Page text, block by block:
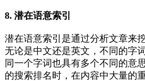
8. 潜在语意索引
潜在语意索引是通过分析文章来
无论是中文还是英文，不同的字
同一个字词也具有多个不同的意
的搜索排名时，在内容中大量的